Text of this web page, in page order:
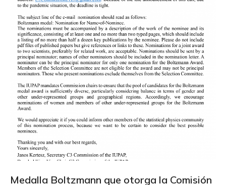
Medalla Boltzmann que otorga la Comisión